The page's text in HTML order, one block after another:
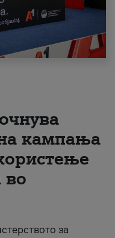
кампања
во
за